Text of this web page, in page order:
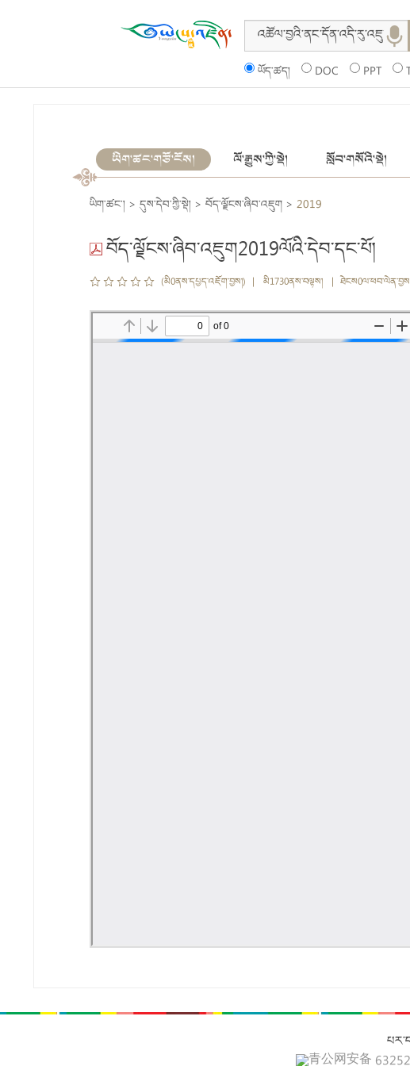
ཡོད་ཚད། DOC PPT
ཡིག་ཚང་གཙོ་ངོས། ལོ་རྒྱུས་ཀྱི་སྡེ། སློབ་གསོའི་སྡེ།
ཡིག་ཚང་། > དུས་དེབ་ཀྱི་སྡེ། > བོད་ལྗོངས་ཞིབ་འཇུག > 2019
བོད་ལྗོངས་ཞིབ་འཇུག2019ལོའི་དེབ་དང་པོ།
(མི0ནས་དཔྱད་འཇོག་བྱས།) | མི1730ནས་བལྟས། |